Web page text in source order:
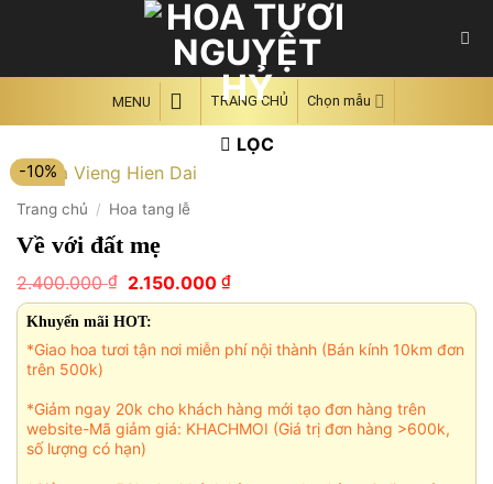
MENU TRANG CHỦ Chọn mẫu
LỌC
-10%
Trang chủ / Hoa tang lễ
Về với đất mẹ
2.400.000₫ Giá
gốc
là:
2.400.000 ₫.
2.150.000 ₫Giá
hiện
2.150.000 ₫.
Khuyến mãi HOT:
*Giao hoa tươi tận nơi miễn phí nội thành (Bán kính 10km đơn
trên 500k)
*Giảm ngay 20k cho khách hàng mới tạo đơn hàng trên
website-Mã giảm giá: KHACHMOI (Giá trị đơn hàng >600k,
số lượng có hạn)